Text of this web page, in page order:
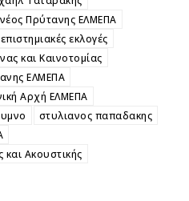
νέος Πρύτανης ΕΛΜΕΠΑ
εκλογές
και Καινοτομίας
ΕΛΜΕΠΑ
Αρχή ΕΛΜΕΠΑ
στυλιανος παπαδακης
Ακουστικής